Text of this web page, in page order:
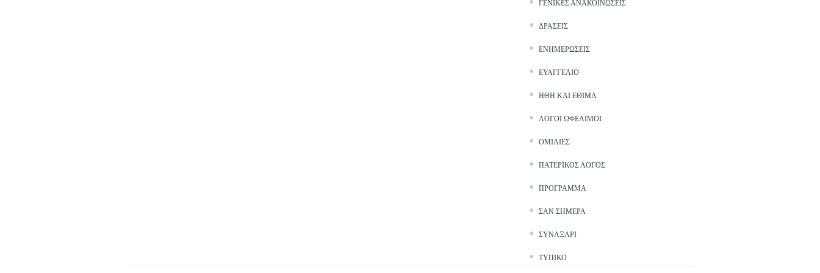
ΓΕΝΙΚΈΣ ΑΝΑΚΟΙΝΏΣΕΙΣ
ΔΡΆΣΕΙΣ
ΕΝΗΜΕΡΏΣΕΙΣ
ΕΥΑΓΓΈΛΙΟ
ΉΘΗ ΚΑΙ ΈΘΙΜΑ
ΛΌΓΟΙ ΩΦΈΛΙΜΟΙ
ΟΜΙΛΊΕΣ
ΠΑΤΕΡΙΚΌΣ ΛΌΓΟΣ
ΠΡΌΓΡΑΜΜΑ
ΣΑΝ ΣΉΜΕΡΑ
ΣΥΝΑΞΆΡΙ
ΤΥΠΙΚΌ